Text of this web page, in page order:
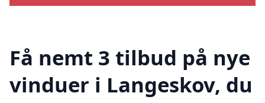
Få nemt 3 tilbud på nye
vinduer i Langeskov, du